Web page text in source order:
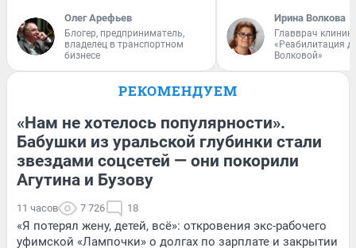
Олег Арефьев
Блогер, предприниматель,
владелец в транспортном
бизнесе
Ирина Волкова
Главврач
«Реабилитация
Волковой»
РЕКОМЕНДУЕМ
«Нам не хотелось популярности».
Бабушки из уральской глубинки стали
звездами соцсетей — они покорили
Агутина и Бузову
11 часов 7 726 18
«Я потерял жену, детей, всё»: откровения экс-рабочего
уфимской «Лампочки» о долгах по зарплате и закрытии